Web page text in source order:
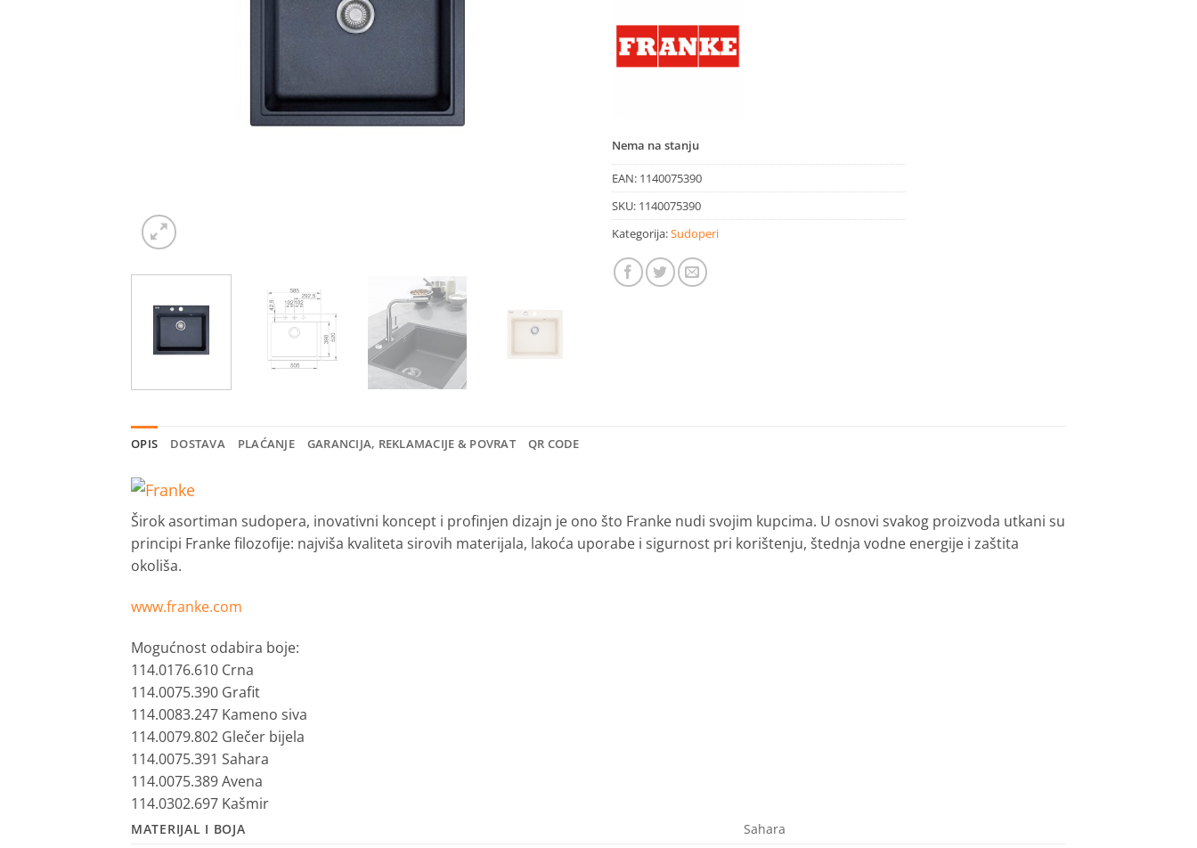
Nema na stanju
EAN: 1140075390
SKU: 1140075390
Kategorija:Sudoperi
OPIS DOSTAVA PLAĆANJE GARANCIJA, REKLAMACIJE & POVRAT QR CODE
Širok asortiman sudopera, inovativni koncept i profinjen dizajn je ono što Franke nudi svojim kupcima. U osnovi svakog proizvoda utkani su
principi Franke filozofije: najviša kvaliteta sirovih materijala, lakoća uporabe i sigurnost pri korištenju, štednja vodne energije i zaštita
okoliša.
www.franke.com
Mogućnost odabira boje:
114.0176.610 Crna
114.0075.390 Grafit
114.0083.247 Kameno siva
114.0079.802 Glečer bijela
114.0075.391 Sahara
114.0075.389 Avena
114.0302.697 Kašmir
MATERIJAL I BOJA
Sahara